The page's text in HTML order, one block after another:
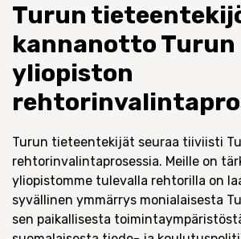
Turun
kannanotto Turun
yliopiston
Turun tieteentekijät seuraa tiiviisti
rehtorinvalintaprosessia. Meille on
yliopistomme tulevalla rehtorilla on
syvällinen ymmärrys monialaisesta
sen paikallisesta